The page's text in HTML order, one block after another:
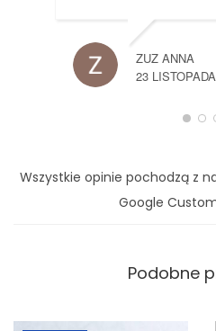
ZUZ ANNA
23
Wszystkie opinie pochodzą z
Google
Podobne